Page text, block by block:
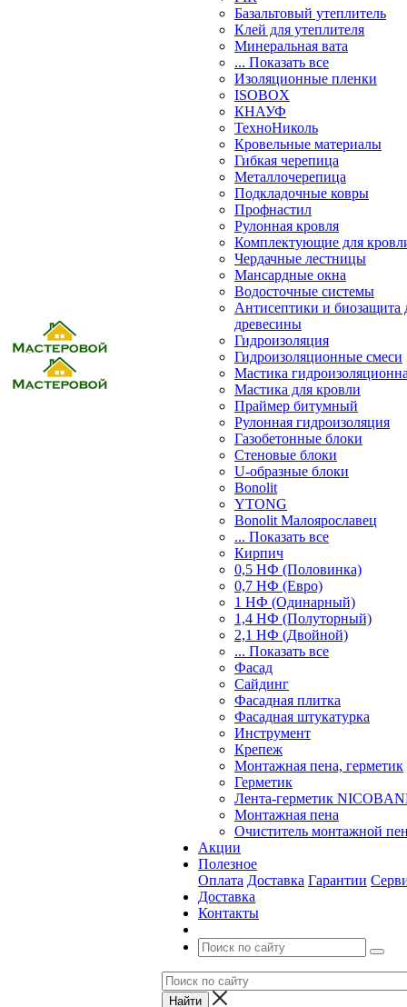
Базальтовый утеплитель
Клей для утеплителя
Минеральная вата
... Показать все
Изоляционные пленки
ISOBOX
КНАУФ
ТехноНиколь
Кровельные материалы
Гибкая черепица
Металлочерепица
Подкладочные ковры
Профнастил
Рулонная кровля
Комплектующие для
Чердачные лестницы
Мансардные окна
Водосточные системы
Антисептики и биозащита
древесины
Гидроизоляция
Гидроизоляционные смеси
Мастика
Мастика для кровли
Праймер битумный
Рулонная гидроизоляция
Газобетонные блоки
Стеновые блоки
U-образные блоки
Bonolit
YTONG
Bonolit Малоярославец
... Показать все
Кирпич
0,5 НФ (Половинка)
0,7 НФ (Евро)
1 НФ (Одинарный)
1,4 НФ (Полуторный)
2,1 НФ (Двойной)
... Показать все
Фасад
Сайдинг
Фасадная плитка
Фасадная штукатурка
Инструмент
Крепеж
Монтажная пена, герметик
Герметик
Лента-герметик
Монтажная пена
Очиститель монтажной
Акции
Полезное
Оплата Доставка Гарантии
Доставка
Контакты